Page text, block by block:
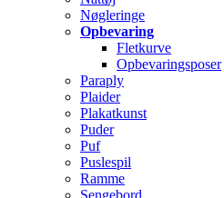
Nøgleringe
Opbevaring
Fletkurve
Opbevaringsposer
Paraply
Plaider
Plakatkunst
Puder
Puf
Puslespil
Ramme
Sengebord